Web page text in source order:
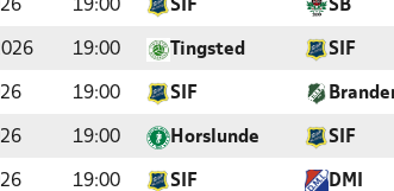
19:00 SIF SB
19:00 Tingsted SIF
19:00 SIF
19:00 Horslunde SIF
19:00 SIF DMI